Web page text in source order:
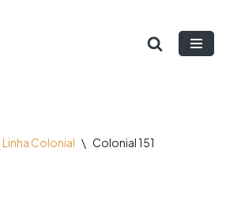
Linha Colonial \ Colonial 151